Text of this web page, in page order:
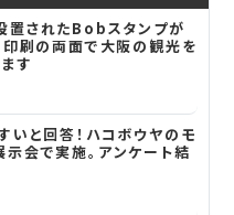
置されたBobスタンプが
印刷の両面で大阪の観光を
す
いと回答！ハコボウヤのモ
会で実施。アンケート結